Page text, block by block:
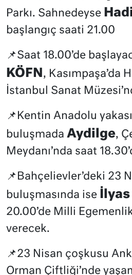
Parkı. Sahnedeyse
başlangıç saati 21.00
📌Saat 18.00’de
KÖFN , Kasımpaşa’da
İstanbul Sanat
📌Kentin Anadolu
buluşmada Aydilge,
Meydanı’nda saat
📌Bahçelievler’deki 23
buluşmasında ise
20.00’de Milli
verecek.
📌23 Nisan çoşkusu
Orman Çiftliği’nde